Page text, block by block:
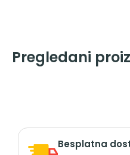
Pregledani
Besplatna